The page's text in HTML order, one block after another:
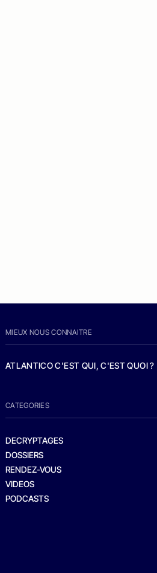
MIEUX NOUS CONNAITRE
ATLANTICO C'EST QUI, C'EST QUOI ?
CATEGORIES
DECRYPTAGES
DOSSIERS
RENDEZ-VOUS
VIDEOS
PODCASTS